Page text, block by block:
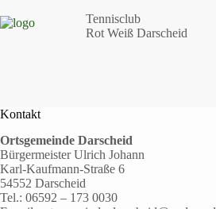
Tennisclub
Rot Weiß Darscheid
Kontakt
Ortsgemeinde Darscheid
Bürgermeister Ulrich Johann
Karl-Kaufmann-Straße 6
54552 Darscheid
Tel.: 06592 – 173 0030